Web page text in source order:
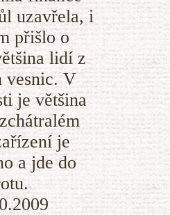
uzavřela, i
přišlo o
lidí z
vesnic. V
je většina
je
a jde do